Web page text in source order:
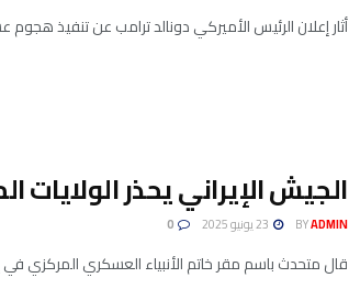
أثار إعلان الرئيس الأميركي دونالد ترامب عن تنفيذ هجوم
الجيش الإيراني يحذر
BYADMIN
قال متحدث باسم مقر خاتم الأنبياء العسكري المركزي في